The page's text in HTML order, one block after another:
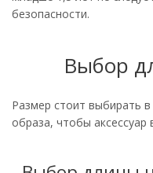
безопасности.
Выбор
Размер стоит выбирать
образа, чтобы